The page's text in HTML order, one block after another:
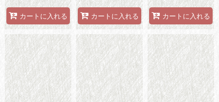
カートに入れる カートに入れる カートに入れる